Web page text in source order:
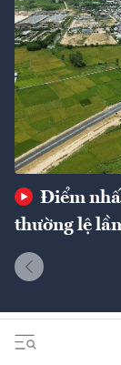
Điểm
thường lệ